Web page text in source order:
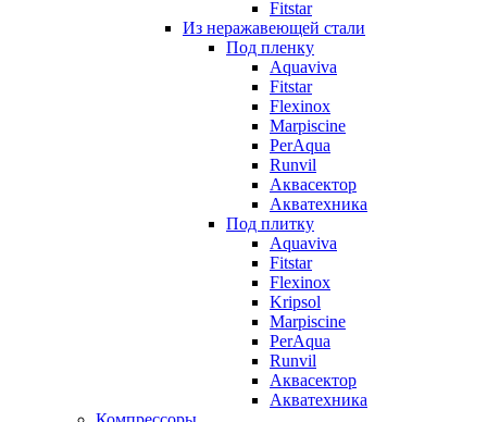
Fitstar
Из неражавеющей стали
Под пленку
Aquaviva
Fitstar
Flexinox
Marpiscine
PerAqua
Runvil
Аквасектор
Акватехника
Под плитку
Aquaviva
Fitstar
Flexinox
Kripsol
Marpiscine
PerAqua
Runvil
Аквасектор
Акватехника